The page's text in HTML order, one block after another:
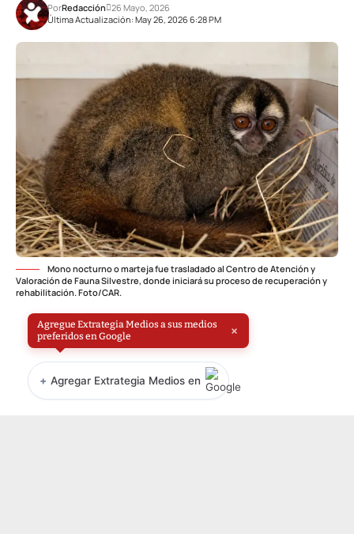
Última Actualización: May 26, 2026 6:28 PM
PorRedacción 26 Mayo, 2026
Mono nocturno o marteja fue trasladado al Centro de Atención y
Valoración de Fauna Silvestre, donde iniciará su proceso de recuperación y
rehabilitación. Foto/CAR.
Agregue Extrategia Medios a sus medios
preferidos en Google
×
+ Agregar Extrategia Medios en